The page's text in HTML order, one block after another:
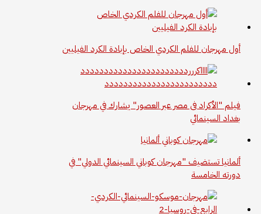
أول مهرجان للفلم الكردي الخاص بإبادة الكرد الفيليين
فيلم "الأكراد فى مصر عبر العصور" يشارك في مهرجان
بغداد السينمائي
ألمانيا تستضيف "مهرجان كوباني السينمائي الدولي" في
دورته الخامسة